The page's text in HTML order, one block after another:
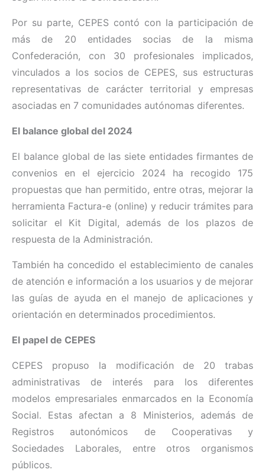
Por su parte, CEPES contó con la participación de
más de 20 entidades socias de la misma
Confederación, con 30 profesionales implicados,
vinculados a los socios de CEPES, sus estructuras
representativas de carácter territorial y empresas
asociadas en 7 comunidades autónomas diferentes.
El balance global del 2024
El balance global de las siete entidades firmantes de
convenios en el ejercicio 2024 ha recogido 175
propuestas que han permitido, entre otras, mejorar la
herramienta Factura-e (online) y reducir trámites para
solicitar el Kit Digital, además de los plazos de
respuesta de la Administración.
También ha concedido el establecimiento de canales
de atención e información a los usuarios y de mejorar
las guías de ayuda en el manejo de aplicaciones y
orientación en determinados procedimientos.
El papel de CEPES
CEPES propuso la modificación de 20 trabas
administrativas de interés para los diferentes
modelos empresariales enmarcados en la Economía
Social. Estas afectan a 8 Ministerios, además de
Registros autonómicos de Cooperativas y
Sociedades Laborales, entre otros organismos
públicos.